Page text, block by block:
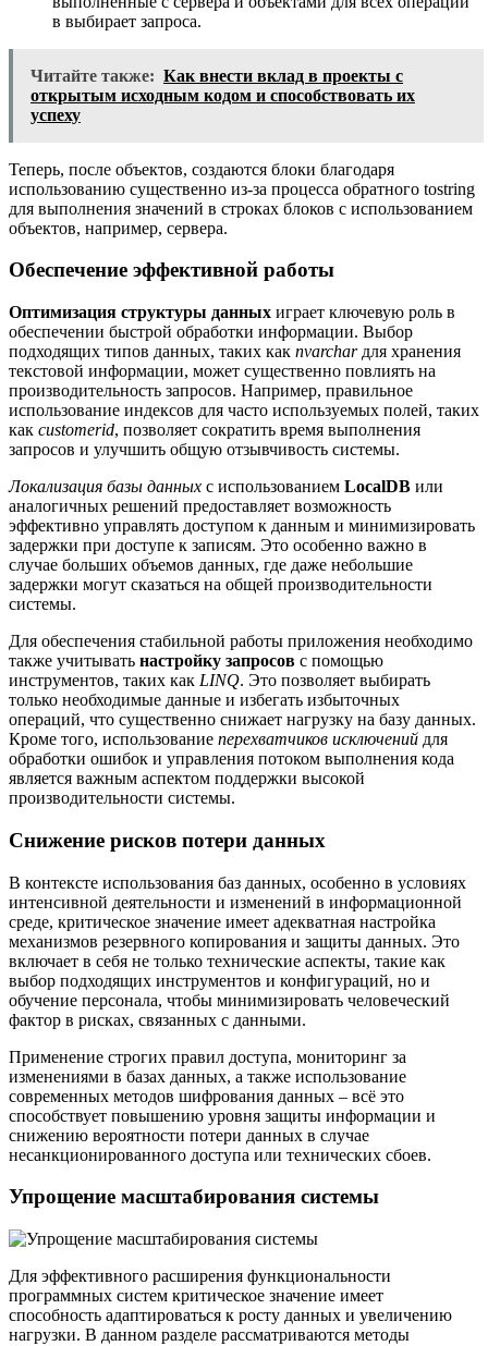
в выбирает запроса.
Читайте также: Как внести вклад в проекты с
открытым исходным кодом и способствовать их
успеху
Теперь, после объектов, создаются блоки благодаря
использованию существенно из-за процесса обратного tostring
для выполнения значений в строках блоков с использованием
объектов, например, сервера.
Обеспечение эффективной работы
Оптимизация структуры данных играет ключевую роль в
обеспечении быстрой обработки информации. Выбор
подходящих типов данных, таких как nvarcharдля хранения
текстовой информации, может существенно повлиять на
производительность запросов. Например, правильное
использование индексов для часто используемых полей, таких
как customerid, позволяет сократить время выполнения
запросов и улучшить общую отзывчивость системы.
Локализация базы данных с использованием LocalDB или
аналогичных решений предоставляет возможность
эффективно управлять доступом к данным и минимизировать
задержки при доступе к записям. Это особенно важно в
случае больших объемов данных, где даже небольшие
задержки могут сказаться на общей производительности
системы.
Для обеспечения стабильной работы приложения необходимо
также учитывать настройку запросов с помощью
инструментов, таких как LINQ. Это позволяет выбирать
только необходимые данные и избегать избыточных
операций, что существенно снижает нагрузку на базу данных.
Кроме того, использование перехватчиков исключений для
обработки ошибок и управления потоком выполнения кода
является важным аспектом поддержки высокой
производительности системы.
Снижение рисков потери данных
В контексте использования баз данных, особенно в условиях
интенсивной деятельности и изменений в информационной
среде, критическое значение имеет адекватная настройка
механизмов резервного копирования и защиты данных. Это
включает в себя не только технические аспекты, такие как
выбор подходящих инструментов и конфигураций, но и
обучение персонала, чтобы минимизировать человеческий
фактор в рисках, связанных с данными.
Применение строгих правил доступа, мониторинг за
изменениями в базах данных, а также использование
современных методов шифрования данных – всё это
способствует повышению уровня защиты информации и
снижению вероятности потери данных в случае
несанкционированного доступа или технических сбоев.
Упрощение масштабирования системы
Для эффективного расширения функциональности
программных систем критическое значение имеет
способность адаптироваться к росту данных и увеличению
нагрузки. В данном разделе рассматриваются методы